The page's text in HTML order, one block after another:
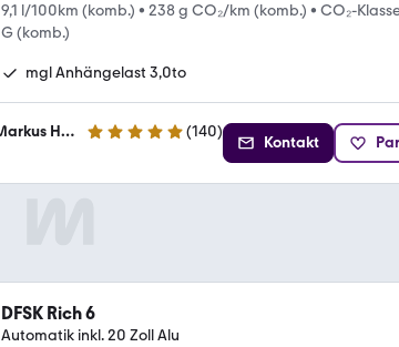
9,1 l/100km (komb.) • 238 g CO₂/km (komb.) • CO₂-
G (komb.)
mgl Anhängelast 3,0to
PRE-CAR Fahrzeugvertrieb Inh.: Markus Hentze e. K. 5 Sterne (140)
Kontakt
DFSK Rich 6
Automatik inkl. 20 Zoll Alu